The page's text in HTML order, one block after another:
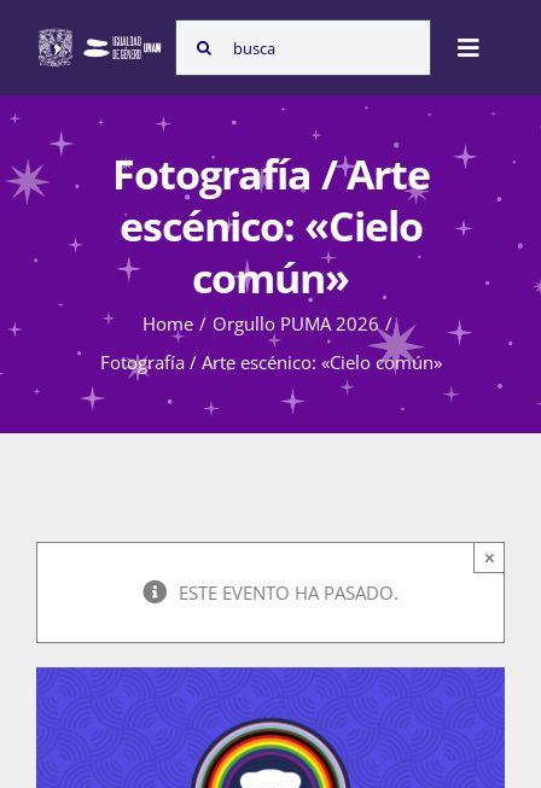
content
Search
for:
Toggle
Nosotras
Programas
Atención de la violencia de género
La Boletina
Fotografía / Arte
escénico: «Cielo
común»
Home
Orgullo PUMA 2026
Fotografía / Arte escénico: «Cielo común»
ESTE EVENTO HA PASADO.
×